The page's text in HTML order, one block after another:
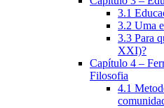
3.1
3.2 Uma
3.3 Para
XXI)?
Capítulo 4 –
Filosofia
4.1